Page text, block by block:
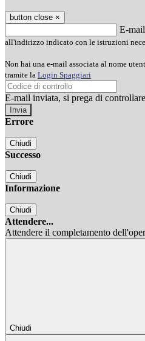
button close ×
E-mail
all'indirizzo indicato con le istruzioni
Non hai una e-mail associata al nome
tramite la Login Spaggiari
E-mail inviata, si prega di
Errore
Chiudi
Successo
Chiudi
Informazione
Chiudi
Attendere...
Attendere il completamento
Chiudi